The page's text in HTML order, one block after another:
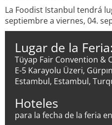
La Foodist Istanbul tendrá
septiembre a viernes, 04.
Lugar de la Feria:
Tüyap Fair Convention &
E-5 Karayolu Üzeri,
Estambul, Estambul,
Hoteles
para la fecha de la feria